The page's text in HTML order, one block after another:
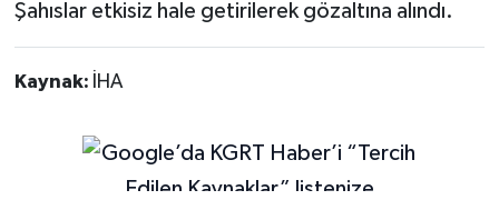
Şahıslar etkisiz hale getirilerek gözaltına alındı.
Kaynak: İHA